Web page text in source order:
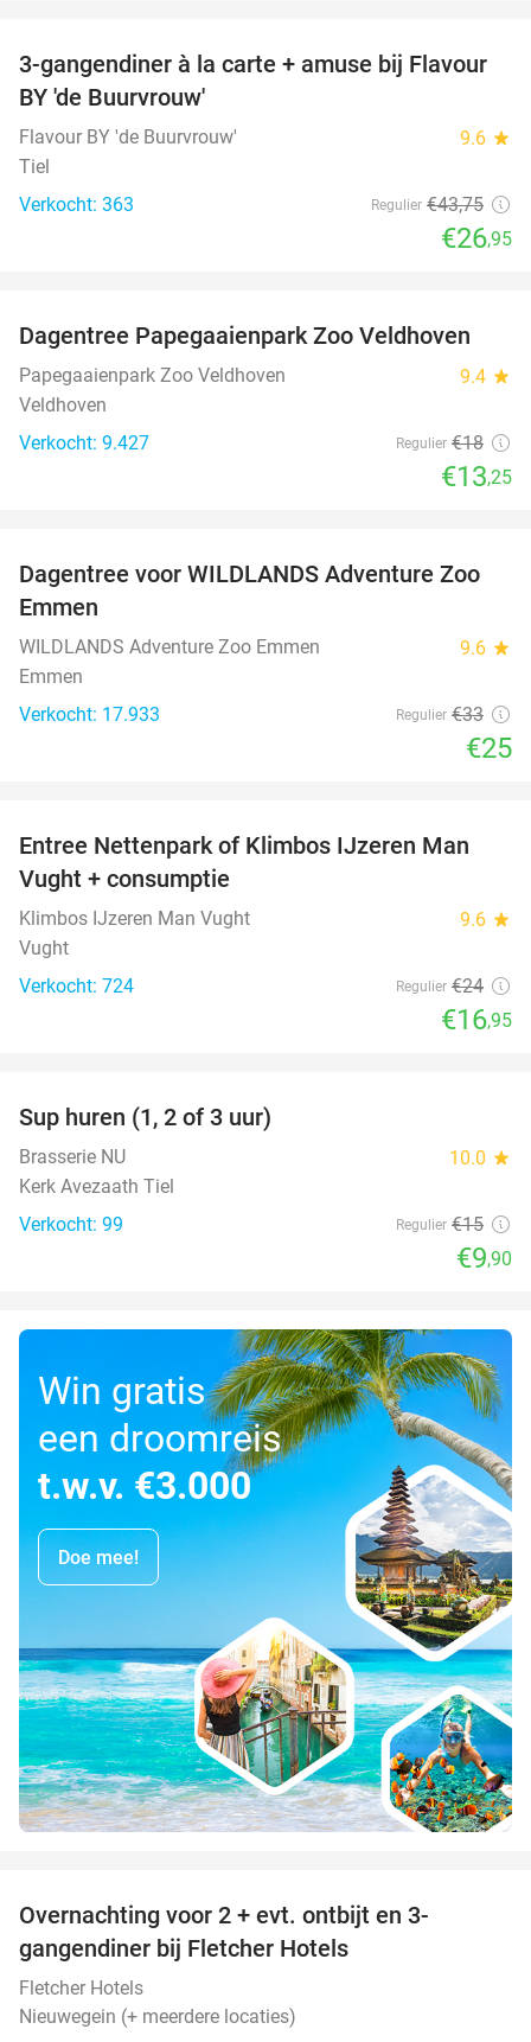
38%
3-gangendiner à la carte + amuse bij Flavour
BY 'de Buurvrouw'
Flavour BY 'de Buurvrouw' 9.6 star
Tiel
Verkocht: 363
Regulier €43,75
€26,95
26%
Dagentree Papegaaienpark Zoo Veldhoven
Papegaaienpark Zoo Veldhoven 9.4 star
Veldhoven
Verkocht: 9.427
Regulier €18
€13,25
24%
Dagentree voor WILDLANDS Adventure Zoo
Emmen
WILDLANDS Adventure Zoo Emmen 9.6 star
Emmen
Verkocht: 17.933
Regulier €33
€25
29%
Entree Nettenpark of Klimbos IJzeren Man
Vught + consumptie
Klimbos IJzeren Man Vught 9.6 star
Vught
Verkocht: 724
Regulier €24
€16,95
Sup huren (1, 2 of 3 uur)
Brasserie NU 10.0 star
Kerk Avezaath Tiel
Verkocht: 99
Regulier €15
€9,90
Win gratis
een droomreis
t.w.v. €3.000
Doe mee!
Overnachting voor 2 + evt. ontbijt en 3-
gangendiner bij Fletcher Hotels
Fletcher Hotels
Nieuwegein (+ meerdere locaties)